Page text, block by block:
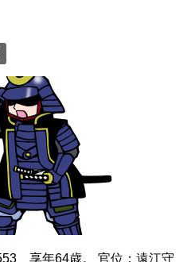
享年64歳。 官位：遠江守